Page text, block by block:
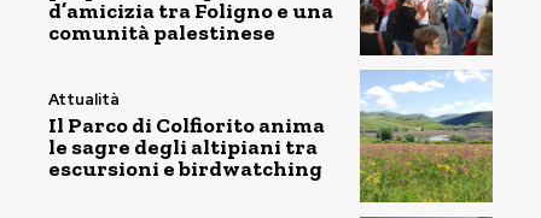
d’amicizia tra Foligno e una
comunità palestinese
Attualità
Il Parco di Colfiorito anima
le sagre degli altipiani tra
escursioni e birdwatching